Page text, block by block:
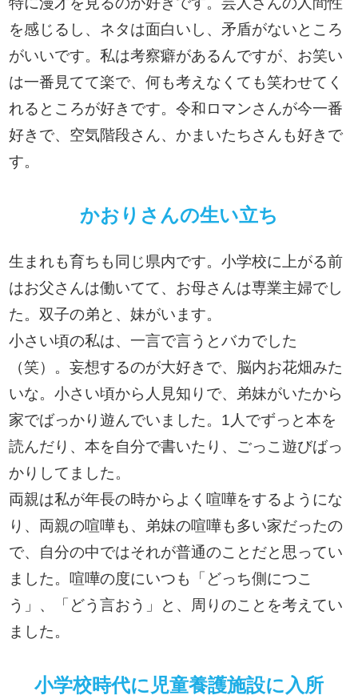
を感じるし、ネタは面白いし、矛盾がないところ
がいいです。私は考察癖があるんですが、お笑い
は一番見てて楽で、何も考えなくても笑わせてく
れるところが好きです。令和ロマンさんが今一番
好きで、空気階段さん、かまいたちさんも好きで
す。
かおりさんの生い立ち
生まれも育ちも同じ県内です。小学校に上がる前
はお父さんは働いてて、お母さんは専業主婦でし
た。双子の弟と、妹がいます。
小さい頃の私は、一言で言うとバカでした
（笑）。妄想するのが大好きで、脳内お花畑みた
いな。小さい頃から人見知りで、弟妹がいたから
家でばっかり遊んでいました。1人でずっと本を
読んだり、本を自分で書いたり、ごっこ遊びばっ
かりしてました。
両親は私が年長の時からよく喧嘩をするようにな
り、両親の喧嘩も、弟妹の喧嘩も多い家だったの
で、自分の中ではそれが普通のことだと思ってい
ました。喧嘩の度にいつも「どっち側につこ
う」、「どう言おう」と、周りのことを考えてい
ました。
小学校時代に児童養護施設に入所